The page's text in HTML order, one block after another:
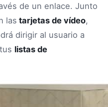
de un enlace. Junto
las tarjetas de vídeo,
dirigir al usuario a
listas de